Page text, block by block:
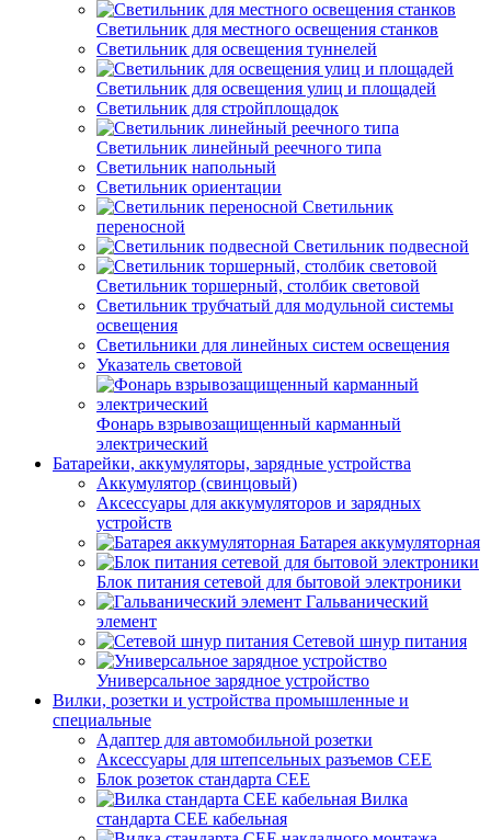
Светильник для местного освещения станков
Светильник для освещения туннелей
Светильник для освещения улиц и площадей
Светильник для стройплощадок
Светильник линейный реечного типа
Светильник напольный
Светильник ориентации
Светильник
переносной
Светильник подвесной
Светильник торшерный, столбик световой
Светильник трубчатый для модульной системы
освещения
Светильники для линейных систем освещения
Указатель световой
Фонарь взрывозащищенный карманный
электрический
Батарейки, аккумуляторы, зарядные устройства
Аккумулятор (свинцовый)
Аксессуары для аккумуляторов и зарядных
устройств
Батарея аккумуляторная
Блок питания сетевой для бытовой электроники
Гальванический
элемент
Сетевой шнур питания
Универсальное зарядное устройство
Вилки, розетки и устройства промышленные и
специальные
Адаптер для автомобильной розетки
Аксессуары для штепсельных разъемов CEE
Блок розеток стандарта CEE
Вилка
стандарта CEE кабельная